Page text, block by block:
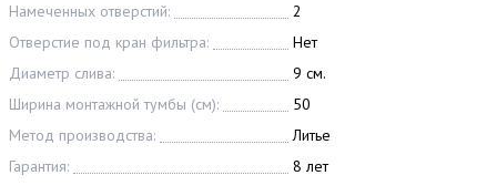
Намеченных отверстий:
2
Отверстие под кран фильтра:
Нет
Диаметр слива:
9 см.
Ширина монтажной тумбы (см):
50
Метод производства:
Литье
Гарантия:
8 лет